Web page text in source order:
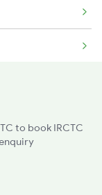
to book IRCTC